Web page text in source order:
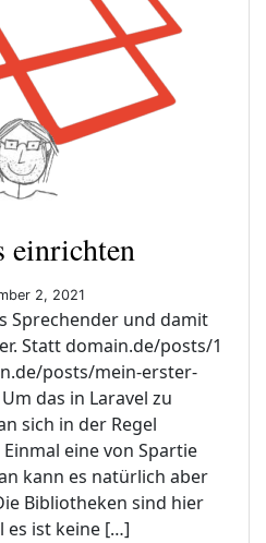
einrichten
2, 2021
Sprechender und damit
Statt domain.de/posts/1
posts/mein-erster-
das in Laravel zu
sich in der Regel
eine von Spartie
kann es natürlich aber
Bibliotheken sind hier
es ist keine […]